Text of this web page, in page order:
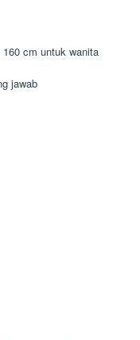
cm untuk wanita
jawab